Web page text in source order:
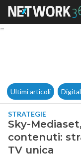
Ultimi articoli
STRATEGIE
Sky-
contenuti:
TV unica